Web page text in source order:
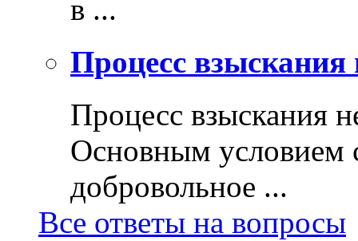
в ...
Процесс взыскания
Процесс взыскания
Основным условием
добровольное ...
Все ответы на вопросы